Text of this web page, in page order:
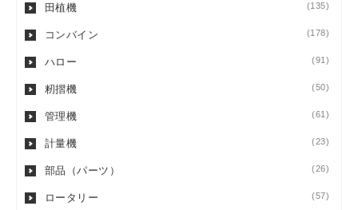
田植機 (135)
コンバイン (178)
ハロー (91)
籾摺機 (50)
管理機 (61)
計量機 (23)
部品（パーツ） (26)
ロータリー (57)